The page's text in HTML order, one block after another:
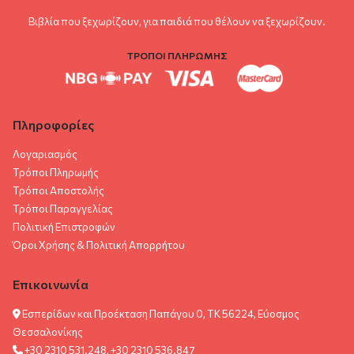
Βιβλία που ξεχωρίζουν, για παιδιά που θέλουν να ξεχωρίζουν.
ΤΡΟΠΟΙ ΠΛΗΡΩΜΗΣ
Πληροφορίες
Λογαριασμός
Τρόποι Πληρωμής
Τρόποι Αποστολής
Τρόποι Παραγγελίας
Πολιτική Επιστροφών
Όροι Χρήσης & Πολιτική Aπορρήτου
Επικοινωνία
Εσπερίδων και Προέκταση Παπάγου 0, ΤΚ 56224, Εύοσμος
Θεσσαλονίκης
+30 2310 531.248, +30 2310 536.847